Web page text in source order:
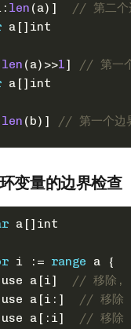
len (a)]
// 第二
a[] int
len (a)>>1]
// 第一
a[] int
len (b)] // 第一个
变量的边界检查
a[] int
i := range a {
use a[i]
// 移除, i
use a[i:]
// 移除
use a[:i]
// 移除